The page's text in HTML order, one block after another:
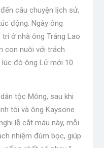
câu chuyện lịch sử,
động. Ngày ông
ở nhà ông Tráng Lao
con nuôi với trách
đó ông Lử mới 10
tộc Mông, sau khi
tôi và ông Kaysone
lễ cắt máu này, mỗi
nhiệm đùm bọc, giúp